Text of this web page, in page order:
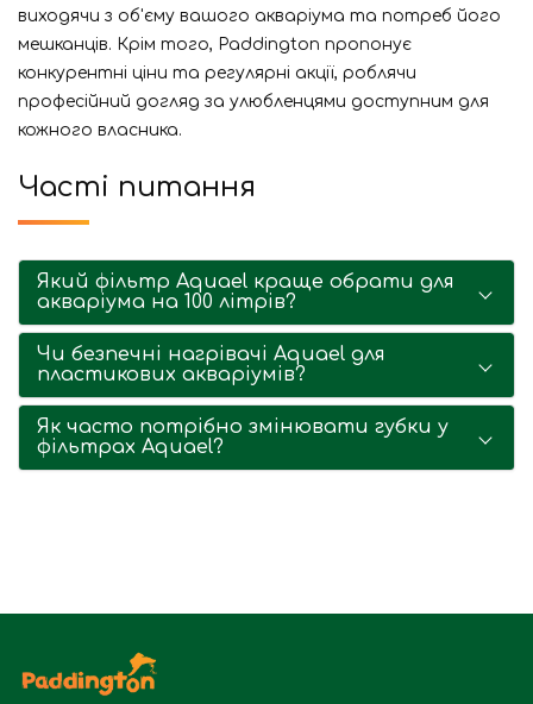
виходячи з об'єму вашого акваріума та потреб його
мешканців. Крім того, Paddington пропонує
конкурентні ціни та регулярні акції, роблячи
професійний догляд за улюбленцями доступним для
кожного власника.
Часті питання
Який фільтр Aquael краще обрати для
акваріума на 100 літрів?
Чи безпечні нагрівачі Aquael для
пластикових акваріумів?
Як часто потрібно змінювати губки у
фільтрах Aquael?